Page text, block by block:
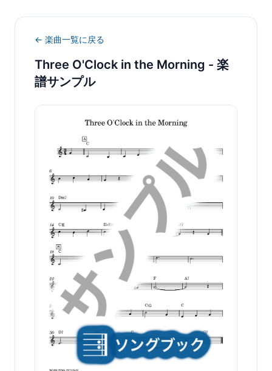
← 楽曲一覧に戻る
Three O'Clock in the Morning - 楽
譜サンプル